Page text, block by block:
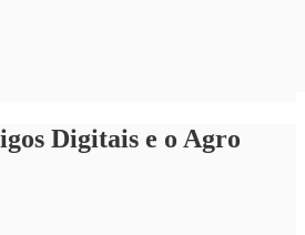
Digitais e o Agro